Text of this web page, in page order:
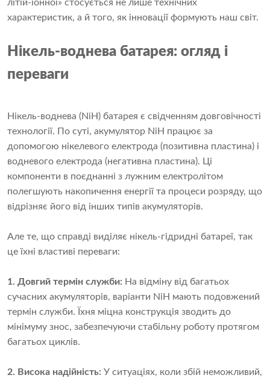
літій-іонної» стосується не лише технічних
характеристик, а й того, як інновації формують наш світ.
Нікель-воднева батарея: огляд і
переваги
Нікель-воднева (NiH) батарея є свідченням довговічності
технології. По суті, акумулятор NiH працює за
допомогою нікелевого електрода (позитивна пластина) і
водневого електрода (негативна пластина). Ці
компоненти в поєднанні з лужним електролітом
полегшують накопичення енергії та процеси розряду, що
відрізняє його від інших типів акумуляторів.
Але те, що справді виділяє нікель-гідридні батареї, так
це їхні властиві переваги:
1. Довгий термін служби: На відміну від багатьох
сучасних акумуляторів, варіанти NiH мають подовжений
термін служби. Їхня міцна конструкція зводить до
мінімуму знос, забезпечуючи стабільну роботу протягом
багатьох циклів.
2. Висока надійність: У ситуаціях, коли збій неможливий,